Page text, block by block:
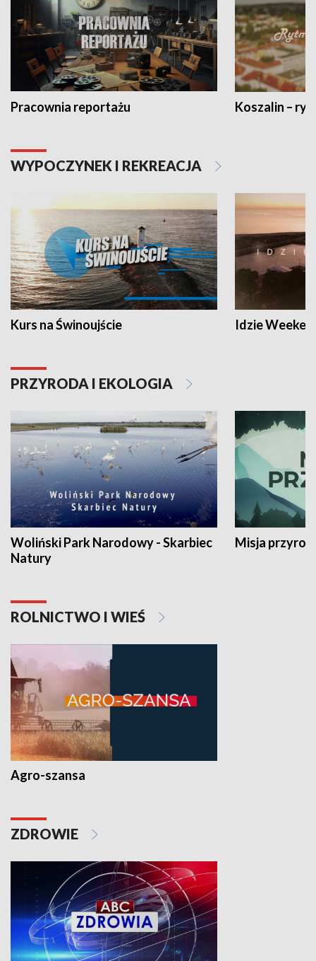
Pracownia reportażu Koszalin –
WYPOCZYNEK I REKREACJA
Kurs na Świnoujście Idzie
PRZYRODA I EKOLOGIA
Woliński Park Narodowy - Skarbiec
Natury
Misja
ROLNICTWO I WIEŚ
Agro-szansa
ZDROWIE